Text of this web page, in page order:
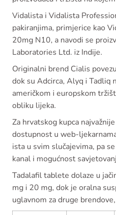
Vidalista i Vidalista
pakiranjima, primjerice kao
20mg N10, a navodi se
Laboratories Ltd. iz Indije.
Originalni brend Cialis
dok su Adcirca, Alyq i Tadliq
američkom i europskom
obliku lijeka.
Za hrvatskog kupca
dostupnost u web-
ista u svim slučajevima, pa
kanal i mogućnost
Tadalafil tablete dolaze u
mg i 20 mg, dok je oralna
uglavnom za druge